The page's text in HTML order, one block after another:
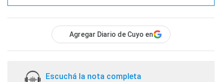
Agregar Diario de Cuyo en
Escuchá la nota completa